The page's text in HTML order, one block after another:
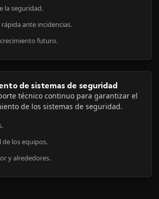
la seguridad.
ante incidencias.
crecimiento futuro.
de sistemas de seguridad
técnico continuo para garantizar el
de los sistemas de seguridad.
los equipos.
y alrededores.